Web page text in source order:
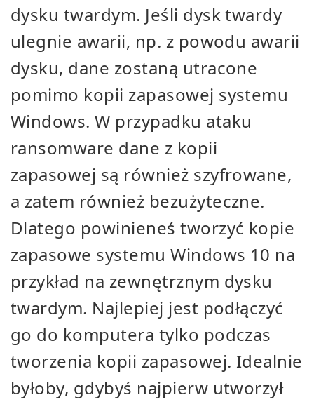
dysku twardym. Jeśli dysk twardy
ulegnie awarii, np. z powodu awarii
dysku, dane zostaną utracone
pomimo kopii zapasowej systemu
Windows. W przypadku ataku
ransomware dane z kopii
zapasowej są również szyfrowane,
a zatem również bezużyteczne.
Dlatego powinieneś tworzyć kopie
zapasowe systemu Windows 10 na
przykład na zewnętrznym dysku
twardym. Najlepiej jest podłączyć
go do komputera tylko podczas
tworzenia kopii zapasowej. Idealnie
byłoby, gdybyś najpierw utworzył